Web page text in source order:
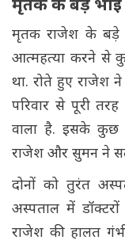
मृतक के बड़े भाई
मृतक राजेश के बड़े
आत्महत्या करने से
था. रोते हुए राजेश
परिवार से पूरी
वाला है. इसके कुछ
राजेश और सुमन ने
दोनों को तुरंत
अस्पताल में
राजेश की हालत